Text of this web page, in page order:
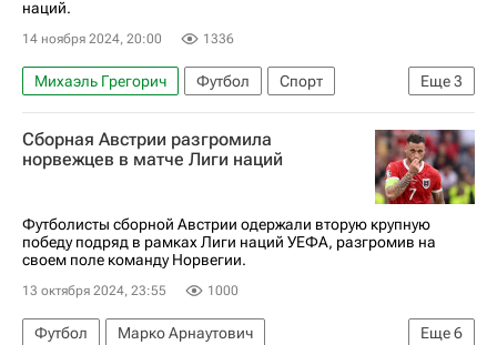
наций.
14 ноября 2024, 20:00 1336
Еще3
Михаэль Грегорич Футбол
Спорт
Кристоф Баумгартнер
Александр Марочкин
Лига Наций
Сборная Австрии разгромила
норвежцев в матче Лиги наций
Футболисты сборной Австрии одержали вторую крупную
победу подряд в рамках Лиги наций УЕФА, разгромив на
своем поле команду Норвегии.
13 октября 2024, 23:55 1000
Еще6
Футбол
Марко Арнаутович